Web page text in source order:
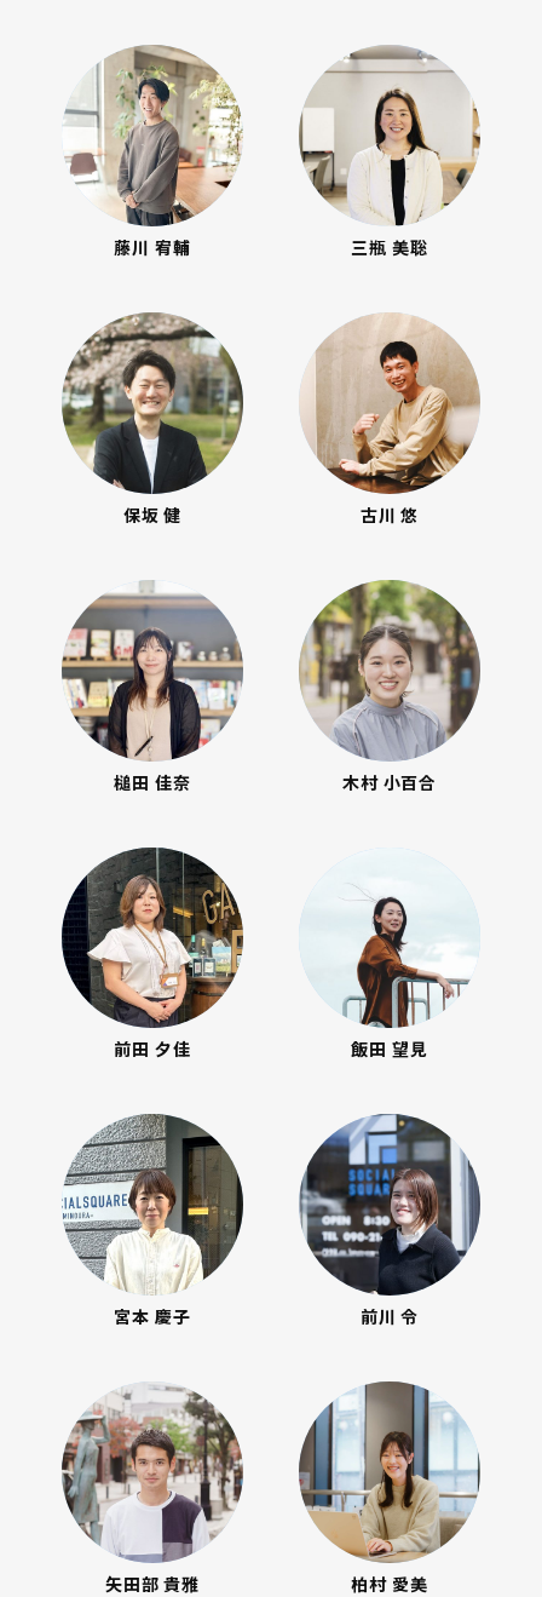
藤川 宥輔 三瓶 美聡
保坂 健 古川 悠
槌田 佳奈 木村 小百合
前田 夕佳 飯田 望見
宮本 慶子 前川 令
矢田部 貴雅 柏村 愛美